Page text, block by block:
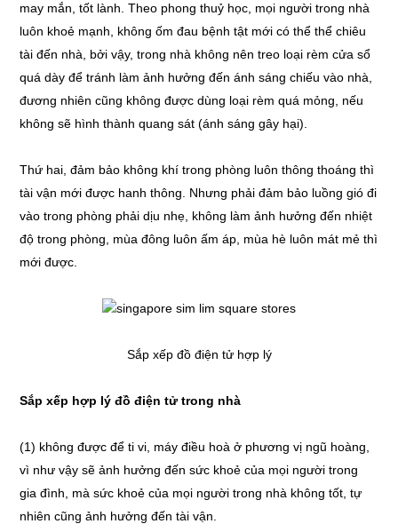
may mắn, tốt lành. Theo phong thuỷ học, mọi người trong nhà
luôn khoẻ mạnh, không ốm đau bệnh tật mới có thể thể chiêu
tài đến nhà, bởi vậy, trong nhà không nên treo loại rèm cửa sổ
quá dày để tránh làm ảnh hưởng đến ánh sáng chiếu vào nhà,
đương nhiên cũng không được dùng loại rèm quá mỏng, nếu
không sẽ hình thành quang sát (ánh sáng gây hại).
Thứ hai, đảm bảo không khí trong phòng luôn thông thoáng thì
tài vận mới được hanh thông. Nhưng phải đảm bảo luồng gió đi
vào trong phòng phải dịu nhẹ, không làm ảnh hưởng đến nhiệt
độ trong phòng, mùa đông luôn ấm áp, mùa hè luôn mát mẻ thì
mới được.
Sắp xếp đồ điện tử hợp lý
Sắp xếp hợp lý đồ điện tử trong nhà
(1) không được để ti vi, máy điều hoà ở phương vị ngũ hoàng,
vì như vậy sẽ ảnh hưởng đến sức khoẻ của mọi người trong
gia đình, mà sức khoẻ của mọi người trong nhà không tốt, tự
nhiên cũng ảnh hưởng đến tài vận.